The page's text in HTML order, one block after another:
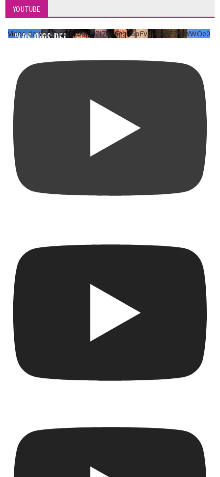
YOUTUBE
Vídeo de YouTube UCKqYjiZi7lzy6gqU6pFVFiA_A3EZ9JWWOe0